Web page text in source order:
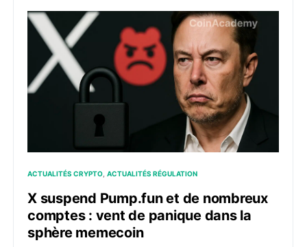
X suspend Pump.fun et de nombreux comptes : vent
ACTUALITÉS CRYPTO ACTUALITÉS RÉGULATION
X suspend Pump.fun et de nombreux
comptes : vent de panique dans la
sphère memecoin